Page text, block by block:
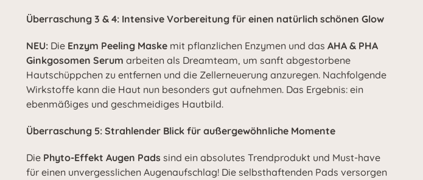
Überraschung 3 & 4: Intensive Vorbereitung für einen natürlich schönen Glow
NEU: Die Enzym Peeling Maske mit pflanzlichen Enzymen und das AHA & PHA
Ginkgosomen Serum arbeiten als Dreamteam, um sanft abgestorbene
Hautschüppchen zu entfernen und die Zellerneuerung anzuregen. Nachfolgende
Wirkstoffe kann die Haut nun besonders gut aufnehmen. Das Ergebnis: ein
ebenmäßiges und geschmeidiges Hautbild.
Überraschung 5: Strahlender Blick für außergewöhnliche Momente
Die Phyto-Effekt Augen Pads sind ein absolutes Trendprodukt und Must-have
für einen unvergesslichen Augenaufschlag! Die selbsthaftenden Pads versorgen